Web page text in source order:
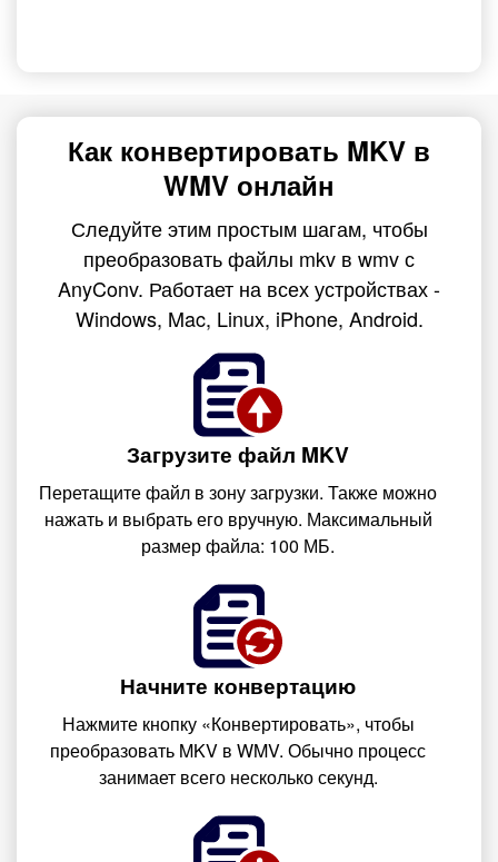
Как конвертировать MKV в
WMV онлайн
Следуйте этим простым шагам, чтобы
преобразовать файлы mkv в wmv с
AnyConv. Работает на всех устройствах -
Windows, Mac, Linux, iPhone, Android.
Загрузите файл MKV
Перетащите файл в зону загрузки. Также можно
нажать и выбрать его вручную. Максимальный
размер файла: 100 МБ.
Начните конвертацию
Нажмите кнопку «Конвертировать», чтобы
преобразовать MKV в WMV. Обычно процесс
занимает всего несколько секунд.